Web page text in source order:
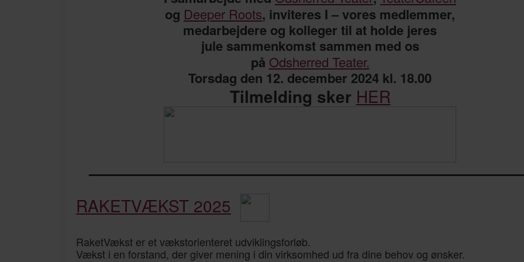
og Deeper Roots, inviteres I – vores medlemmer,
medarbejdere og kolleger til at holde jeres
jule sammenkomst sammen med os
på Odsherred Teater.
Torsdag den 12. december 2024 kl. 18.00
Tilmelding sker HER
RAKETVÆKST 2025
RaketVækst er et vækstorienteret udviklingsforløb.
Vækst i en forstand, der giver mening i din virksomhed ud fra dine behov og ønsker.